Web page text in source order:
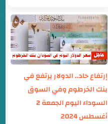
إرتفاع حاد.. الدولار يرتفع في
بنك الخرطوم وفي السوق
السوداء اليوم الجمعة 2
أغسطس 2024